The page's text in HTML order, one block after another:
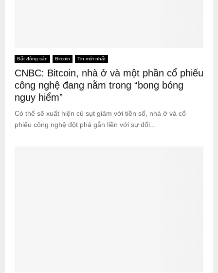
Bất động sản Bitcoin Tin mới nhất
CNBC: Bitcoin, nhà ở và một phần cổ phiếu
công nghệ đang nằm trong “bong bóng
nguy hiểm”
Có thể sẽ xuất hiện cú sụt giảm với tiền số, nhà ở và cổ
phiếu công nghệ đột phá gắn liền với sự đổi...